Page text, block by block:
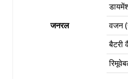
जनरल
वजन
बैटरी